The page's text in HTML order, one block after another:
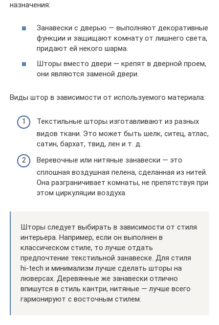
назначения:
Занавески с дверью — выполняют декоративные
функции и защищают комнату от лишнего света,
придают ей некого шарма.
Шторы вместо двери — крепят в дверной проем,
они являются заменой двери.
Виды штор в зависимости от используемого материала:
Текстильные шторы изготавливают из разных
видов ткани. Это может быть шелк, ситец, атлас,
сатин, бархат, твид, лен и т. д.
Веревочные или нитяные занавески — это
сплошная воздушная пелена, сделанная из нитей.
Она разграничивает комнаты, не препятствуя при
этом циркуляции воздуха.
Шторы следует выбирать в зависимости от стиля
интерьера. Например, если он выполнен в
классическом стиле, то лучше отдать
предпочтение текстильной занавеске. Для стиля
hi-tech и минимализм лучше сделать шторы на
люверсах. Деревянные же занавески отлично
впишутся в стиль кантри, нитяные — лучше всего
гармонируют с восточным стилем.